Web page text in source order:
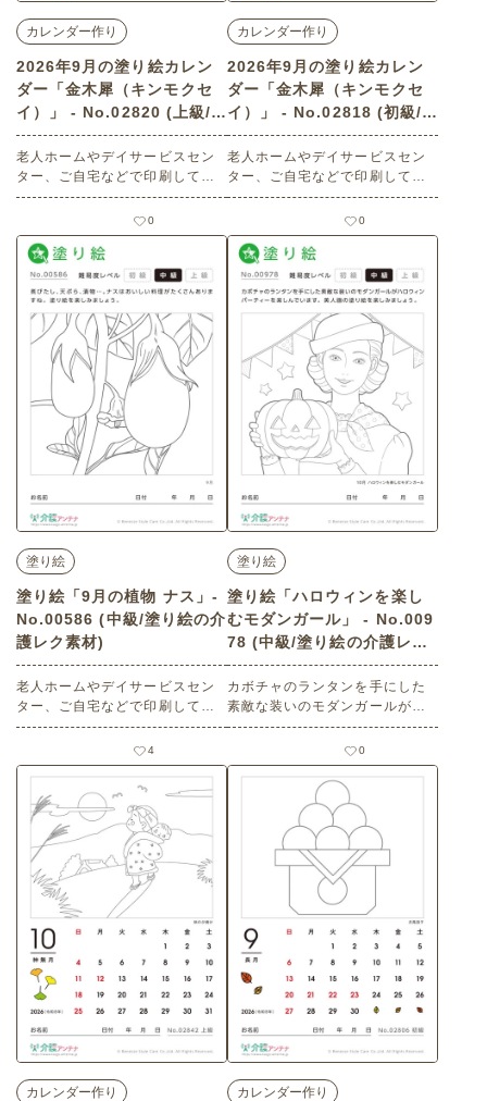
カレンダー作り
2026年9月の塗り絵カレン
ダー「金木犀（キンモクセ
イ）」 - No.02820 (上級/カ
レンダー作りの介護レク素
材)
老人ホームやデイサービスセン
ター、ご自宅などで印刷してお
使いいただける無料の高齢者向
け介護レク素材 2026年9月の塗
り絵カレンダー「金木犀（キン
モクセイ）」（カレンダー作
り・上級）です。 関連キーワー
ド：桂花・小花・オレンジの
花・香りの花・花房・マンダ
ラ・曼荼羅・万華鏡・花輪
0
カレンダー作り
2026年9月の塗り絵カレン
ダー「金木犀（キンモクセ
イ）」 - No.02818 (初級/カ
レンダー作りの介護レク素
材)
老人ホームやデイサービスセン
ター、ご自宅などで印刷してお
使いいただける無料の高齢者向
け介護レク素材 2026年9月の塗
り絵カレンダー「金木犀（キン
モクセイ）」（カレンダー作
り・初級）です。 関連キーワー
ド：桂花・小花・オレンジの
花・香りの花・マンダラ・曼荼
羅・万華鏡・幾何学模様・葉・
花模様
0
塗り絵
塗り絵「9月の植物 ナス」-
No.00586 (中級/塗り絵の介
護レク素材)
老人ホームやデイサービスセン
ター、ご自宅などで印刷してお
使いいただける無料の高齢者向
け介護レク素材 塗り絵「9月の
植物 ナス」（塗り絵・中級）で
4
塗り絵
塗り絵「ハロウィンを楽し
むモダンガール」 - No.009
78 (中級/塗り絵の介護レク
素材)
カボチャのランタンを手にした
素敵な装いのモダンガールがハ
ロウィンパーティーを楽しんで
います。美人画の塗り絵を楽し
みましょう。 老人ホームやデイ
サービスセンター、ご自宅など
で印刷してお使いいただける無
料の高齢者向け介護レク素材 塗
り絵「ハロウィンを楽しむモダ
ンガール」（塗り絵・中級）で
性・レトロ女性・洋装・帽子・
かぼちゃ・お菓子・モダンな装
0
カレンダー作り カレンダー作り